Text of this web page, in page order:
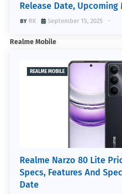
Release Date,
RK -
September 15, 2025
Realme Mobile
REALME MOBILE
Realme Narzo 80 Lite
Specs, Features And
Date